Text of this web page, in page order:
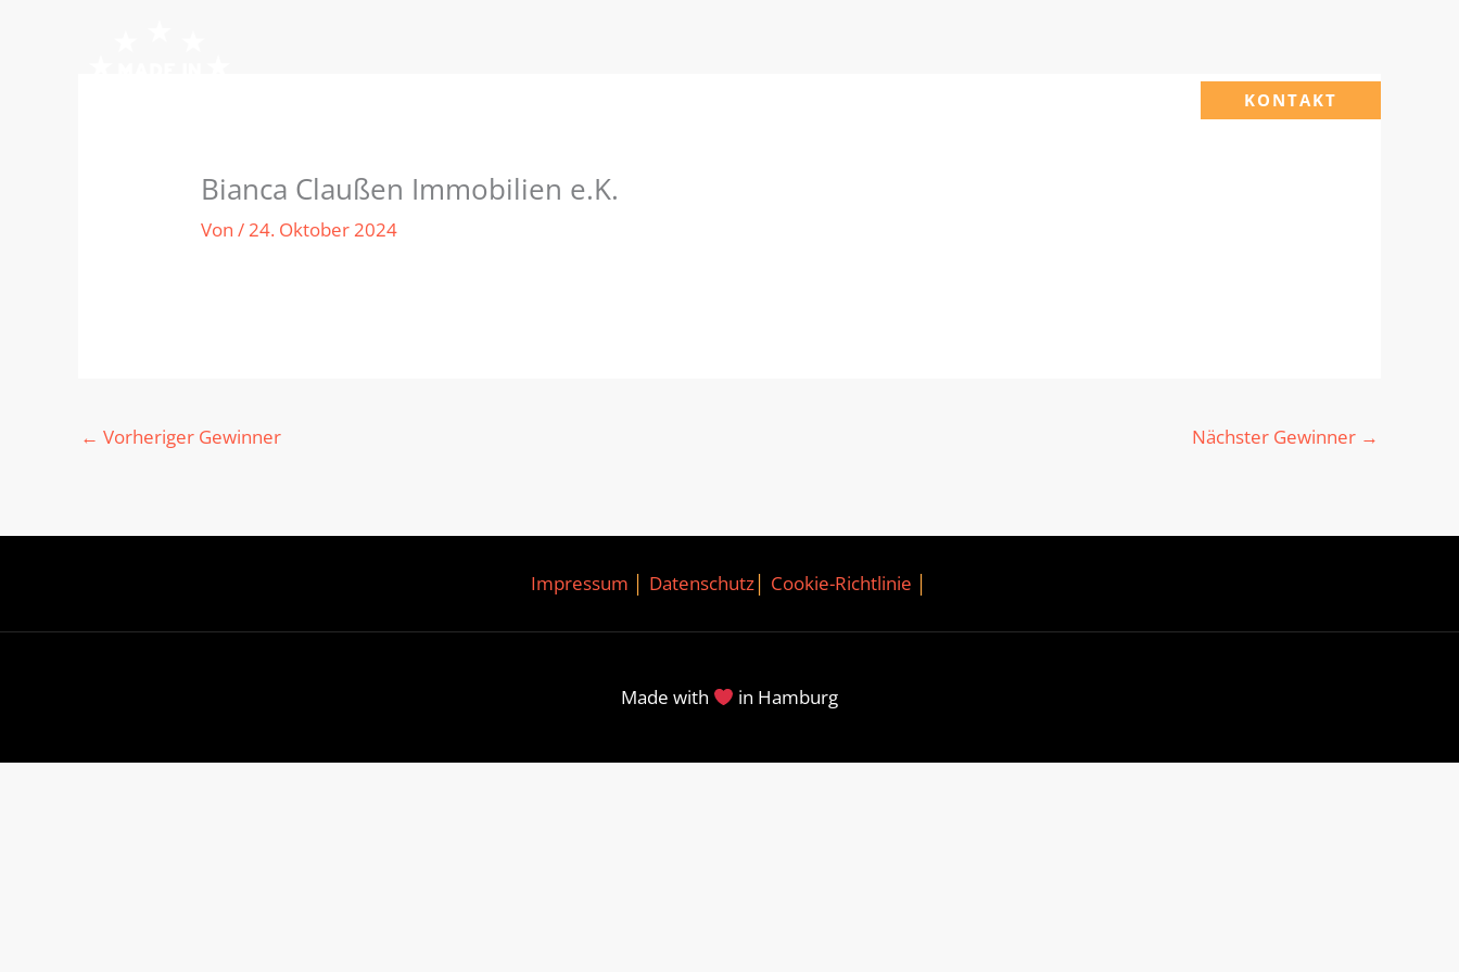
KONTAKT
Bianca Claußen Immobilien e.K.
Von/24. Oktober 2024
← Vorheriger Gewinner Nächster Gewinner →
Impressum Datenschutz Cookie-Richtlinie
Made with in Hamburg